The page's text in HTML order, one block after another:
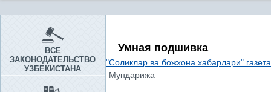
ВСЕ
ЗАКОНОДАТЕЛЬСТВО
УЗБЕКИСТАНА
Умная подшивка
"Соликлар ва божхона хабарлари"
Мундарижа